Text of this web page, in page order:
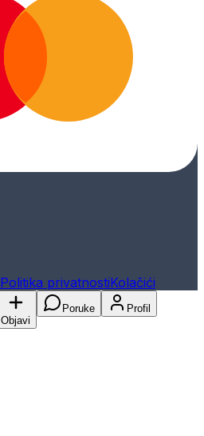
Politika privatnostiKolačići
Objavi
Poruke Profil